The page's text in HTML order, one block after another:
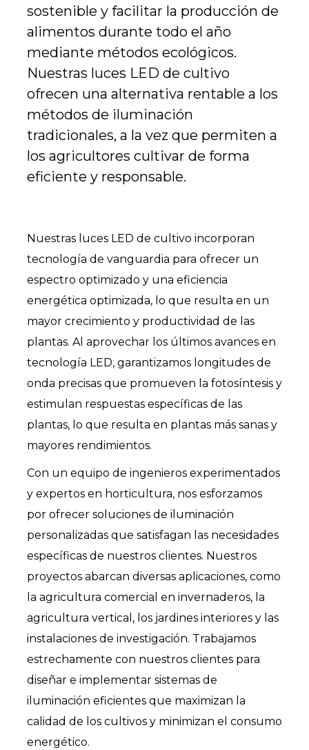
sostenible y facilitar la producción de
alimentos durante todo el año
mediante métodos ecológicos.
Nuestras luces LED de cultivo
ofrecen una alternativa rentable a los
métodos de iluminación
tradicionales, a la vez que permiten a
los agricultores cultivar de forma
eficiente y responsable.
Nuestras luces LED de cultivo incorporan
tecnología de vanguardia para ofrecer un
espectro optimizado y una eficiencia
energética optimizada, lo que resulta en un
mayor crecimiento y productividad de las
plantas. Al aprovechar los últimos avances en
tecnología LED, garantizamos longitudes de
onda precisas que promueven la fotosíntesis y
estimulan respuestas específicas de las
plantas, lo que resulta en plantas más sanas y
mayores rendimientos.
Con un equipo de ingenieros experimentados
y expertos en horticultura, nos esforzamos
por ofrecer soluciones de iluminación
personalizadas que satisfagan las necesidades
específicas de nuestros clientes. Nuestros
proyectos abarcan diversas aplicaciones, como
la agricultura comercial en invernaderos, la
agricultura vertical, los jardines interiores y las
instalaciones de investigación. Trabajamos
estrechamente con nuestros clientes para
diseñar e implementar sistemas de
iluminación eficientes que maximizan la
calidad de los cultivos y minimizan el consumo
energético.